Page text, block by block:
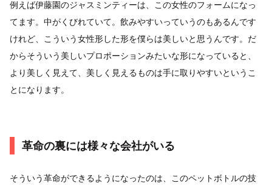
例えば伊藤園のジャスミンティーは、この女性のフォームになっ
てます。中がくびれていて。飲みやすいっていうのもあるんです
けれど、こういう女性形した形を僕らは美しいと思うんです。だ
からそういう美しいプロポーションみたいな形になっていると、
より美しく見えて、美しく見えるものは手に取りやすいというこ
とになります。
革命の裏には様々な会社がいる
そういう革命ができるようになったのは、このペットボトルの技